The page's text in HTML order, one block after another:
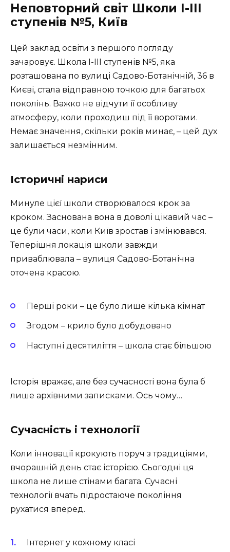
Неповторний світ Школи I-III
ступенів №5, Київ
Цей заклад освіти з першого погляду
зачаровує. Школа I-III ступенів №5, яка
розташована по вулиці Садово-Ботанічній, 36 в
Києві, стала відправною точкою для багатьох
поколінь. Важко не відчути її особливу
атмосферу, коли проходиш під її воротами.
Немає значення, скільки років минає, – цей дух
залишається незмінним.
Історичні нариси
Минуле цієї школи створювалося крок за
кроком. Заснована вона в доволі цікавий час –
це були часи, коли Київ зростав і змінювався.
Теперішня локація школи завжди
приваблювала – вулиця Садово-Ботанічна
оточена красою.
Перші роки – це було лише кілька кімнат
Згодом – крило було добудовано
Наступні десятиліття – школа стає більшою
Історія вражає, але без сучасності вона була б
лише архівними записками. Ось чому…
Сучасність і технології
Коли інновації крокують поруч з традиціями,
вчорашній день стає історією. Сьогодні ця
школа не лише стінами багата. Сучасні
технології вчать підростаюче покоління
рухатися вперед.
Інтернет у кожному класі